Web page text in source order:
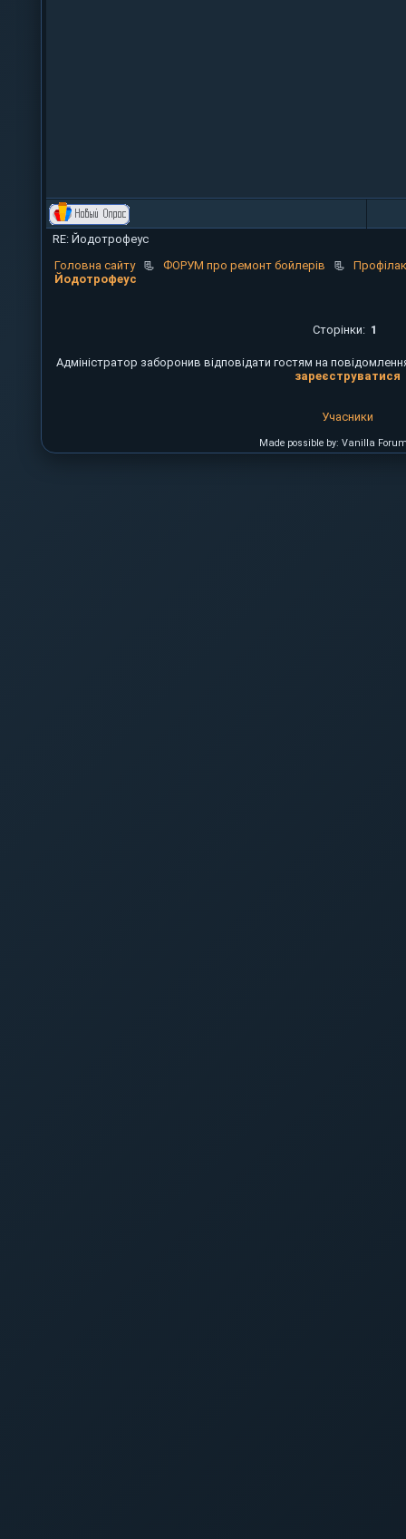
RE: Йодотрофеус
Головна сайту
📃 ФОРУМ про ремонт бойлерів 📃
Йодотрофеус
Сторінки: 1
Адміністратор заборонив відповідати гостям на
зареєструватися
Учасники
Made possible by: Vanilla